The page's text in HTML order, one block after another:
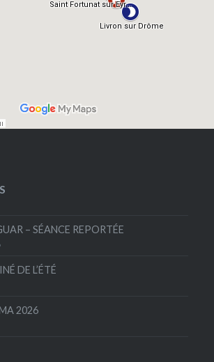
– SÉANCE REPORTÉE
DE L’ÉTÉ
2026